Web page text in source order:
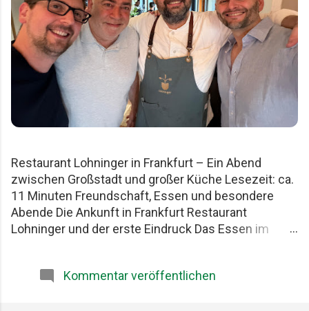
Restaurant Lohninger in Frankfurt – Ein Abend
zwischen Großstadt und großer Küche Lesezeit: ca.
11 Minuten Freundschaft, Essen und besondere
Abende Die Ankunft in Frankfurt Restaurant
Lohninger und der erste Eindruck Das Essen im
Restaurant Lohninger Fazit Das Restaurant
Kommentar veröffentlichen